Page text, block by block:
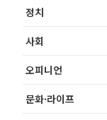
정치
사회
오피니언
문화·라이프